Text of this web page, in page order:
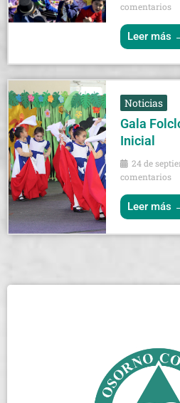
comentarios
Leer más
Noticias
Gala
Inicial
24 de
comentarios
Leer más